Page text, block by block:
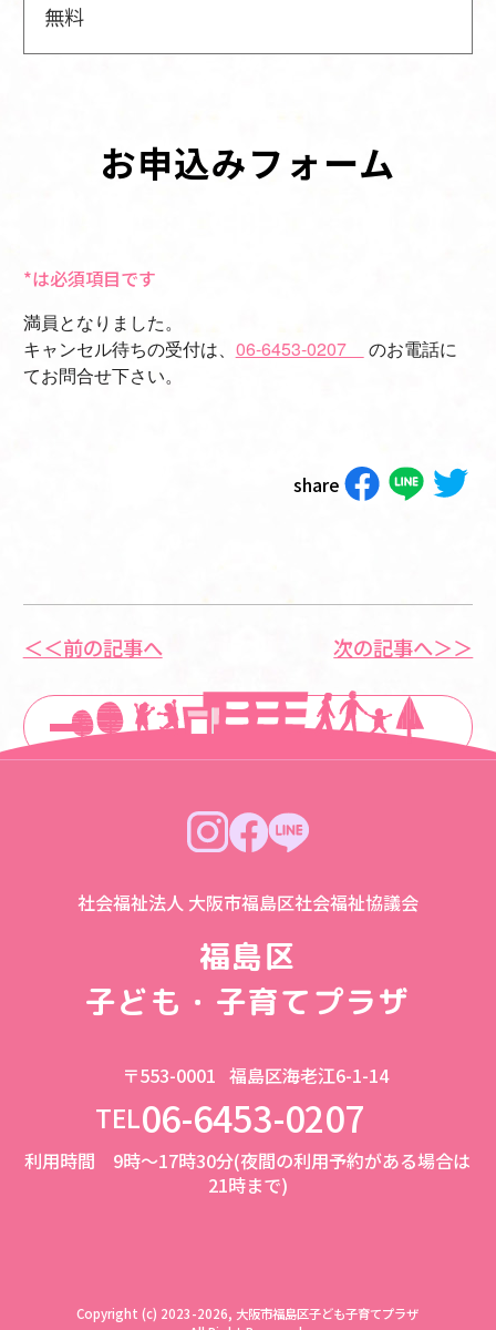
無料
お申込みフォーム
*は必須項目です
満員となりました。
キャンセル待ちの受付は、 06-6453-0207
のお電話に
てお問合せ下さい。
share
＜＜前の記事へ
一覧に戻る
次の記事へ＞＞
社会福祉法人 大阪市福島区社会福祉協議会
福島区
子ども・子育てプラザ
〒553-0001 福島区海老江6-1-14
TEL06-6453-0207
利用時間 9時～17時30分(夜間の利用予約がある場合は
21時まで)
Copyright (c) 2023-2026, 大阪市福島区子ども子育てプラザ